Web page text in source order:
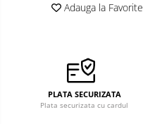
Adauga la Favorite
PLATA SECURIZATA
Plata securizata cu cardul